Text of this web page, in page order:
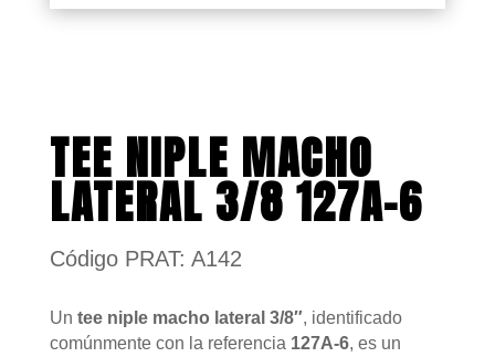
TEE NIPLE MACHO
LATERAL 3/8 127A-6
Código PRAT: A142
Un tee niple macho lateral 3/8″, identificado
comúnmente con la referencia 127A-6, es un